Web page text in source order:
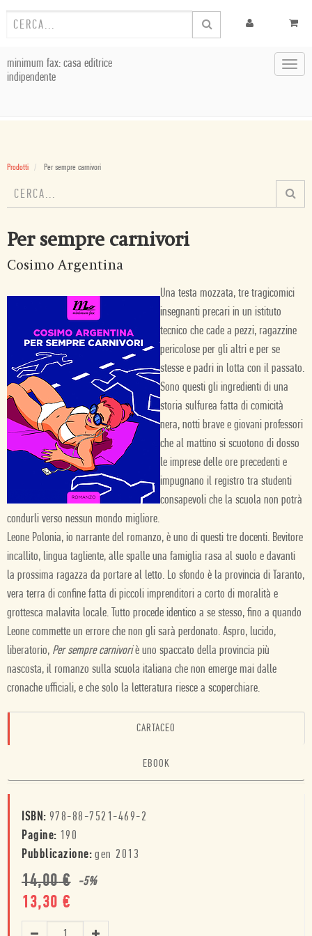
minimum fax: casa editrice
indipendente
Prodotti Per sempre carnivori
Per sempre carnivori
Cosimo Argentina
Una testa mozzata, tre tragicomici
insegnanti precari in un istituto
tecnico che cade a pezzi, ragazzine
pericolose per gli altri e per se
stesse e padri in lotta con il passato.
Sono questi gli ingredienti di una
storia sulfurea fatta di comicità
nera, notti brave e giovani professori
che al mattino si scuotono di dosso
le imprese delle ore precedenti e
impugnano il registro tra studenti
consapevoli che la scuola non potrà
condurli verso nessun mondo migliore.
Leone Polonia, io narrante del romanzo, è uno di questi tre docenti. Bevitore
incallito, lingua tagliente, alle spalle una famiglia rasa al suolo e davanti
la prossima ragazza da portare al letto. Lo sfondo è la provincia di Taranto,
vera terra di confine fatta di piccoli imprenditori a corto di moralità e
grottesca malavita locale. Tutto procede identico a se stesso, fino a quando
Leone commette un errore che non gli sarà perdonato. Aspro, lucido,
liberatorio, Per sempre carnivoriè uno spaccato della provincia più
nascosta, il romanzo sulla scuola italiana che non emerge mai dalle
cronache ufficiali, e che solo la letteratura riesce a scoperchiare.
CARTACEO
EBOOK
ISBN: 978-88-7521-469-2
Pagine: 190
Pubblicazione: gen 2013
14,00€ -5%
13,30 €